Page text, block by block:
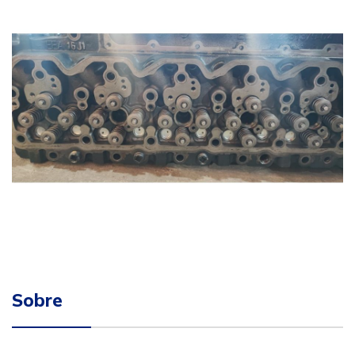
Sobre